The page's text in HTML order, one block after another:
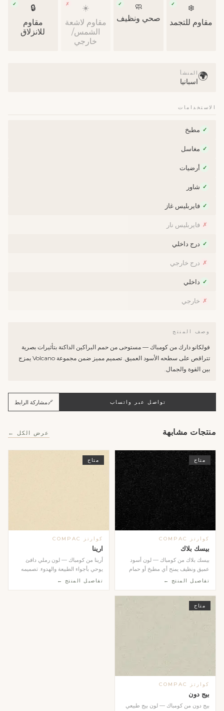
❄️
✓
مقاوم للتجمد
🧼
✓
صحي ونظيف
☀️
✗
مقاوم لاشعة
الشمس/
خارجي
🔒
✓
مقاوم
للانزلاق
🌍 المنشأ
اسبانيا
الاستخدامات
✓ مطبخ
✓ مغاسل
✓ أرضيات
✓ شاور
✓ فايربليس غاز
✗ فايربليس نار
✓ درج داخلي
✗ درج خارجي
✓ داخلي
✗ خارجي
وصف المنتج
فولكانو دارك من كومباك — مستوحى من حمم البراكين الداكنة بتأثيرات بصرية
تتراقص على سطحه الأسود العميق. تصميم مميز ضمن مجموعة Volcano يمزج
بين القوة والجمال.
تواصل عبر واتساب 🔗مشاركة الرابط
منتجات مشابهة عرض الكل ←
متاح
كوارتز COMPAC
بيسك بلاك
بيسك بلاك من كومباك — لون أسود
عميق ونظيف يمنح أي مطبخ أو حمام
طابعاً عصرياً جري...
تفاصيل المنتج ←
متاح
كوارتز COMPAC
ارينا
أرينا من كومباك — لون رملي دافئ
يوحي بأجواء الطبيعة والهدوء. تصميمه
المتجانس وال...
تفاصيل المنتج ←
متاح
كوارتز COMPAC
بيج دون
بيج دون من كومباك — لون بيج طبيعي